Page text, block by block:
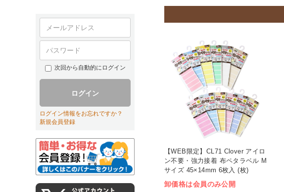
次回から自動的にログイン
ログイン
ログイン情報をお忘れですか？
新規会員登録
【WEB限定】CL71 Clover アイロ
ン不要・強力接着 布ペタラベル M
サイズ 45×14mm 6枚入 (枚)
卸価格は会員のみ公開